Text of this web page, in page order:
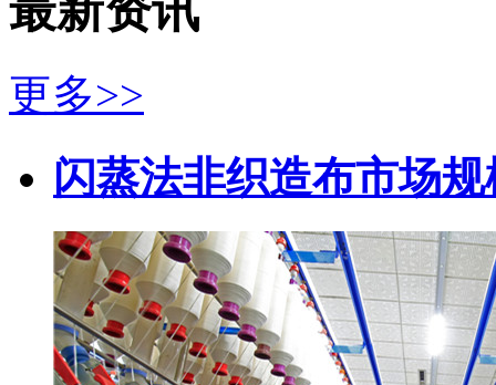
更多>>
闪蒸法非织造布市场